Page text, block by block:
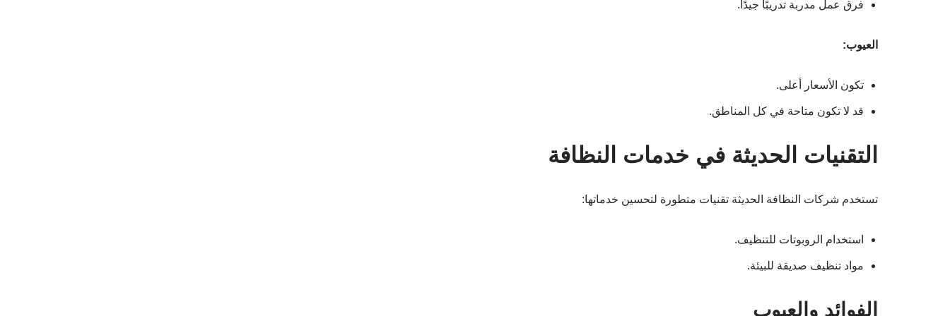
فرق عمل مدربة تدريبًا جيدًا.
العيوب:
تكون الأسعار أعلى.
قد لا تكون متاحة في كل المناطق.
التقنيات الحديثة في خدمات النظافة
تستخدم شركات النظافة الحديثة تقنيات متطورة لتحسين خدماتها:
استخدام الروبوتات للتنظيف.
مواد تنظيف صديقة للبيئة.
الفوائد والعيوب